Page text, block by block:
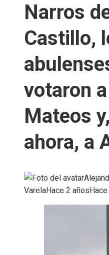
Narros
Castillo,
votaron
Mateos y,
ahora, a
VarelaHace 2 años